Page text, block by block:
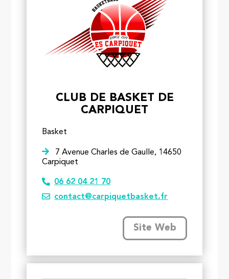
CLUB DE BASKET DE
CARPIQUET
Basket
7 Avenue Charles de Gaulle, 14650
Carpiquet
06 62 04 21 70
contact@carpiquetbasket.fr
Site Web